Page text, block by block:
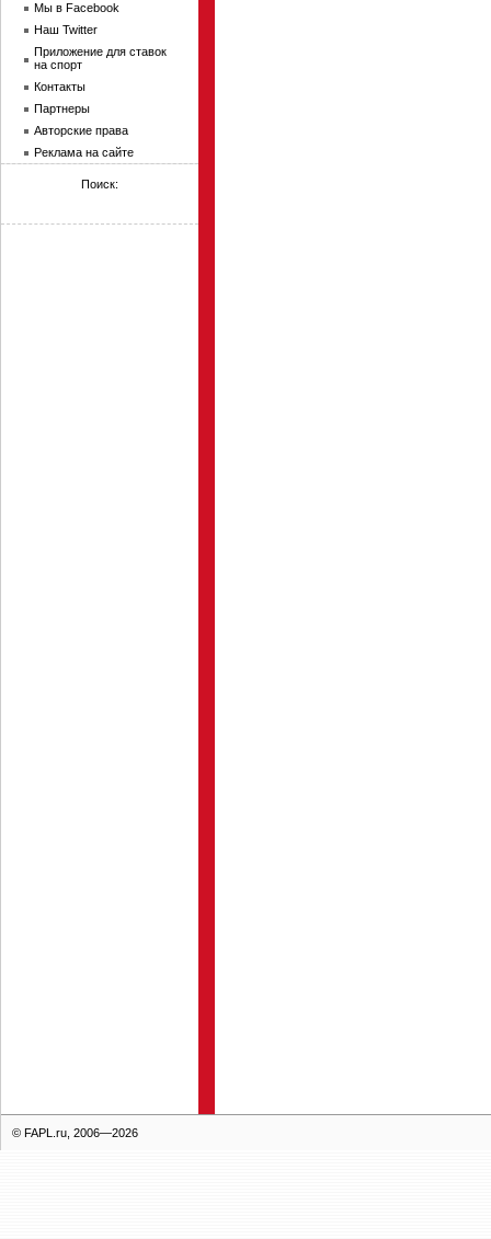
Мы в Facebook
Наш Twitter
Приложение для ставок
на спорт
Контакты
Партнеры
Авторские права
Реклама на сайте
Поиск:
© FAPL.ru, 2006—2026